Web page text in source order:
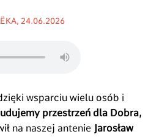
24.06.2026
wsparciu wielu osób i
przestrzeń dla Dobra,
na naszej antenie Jarosław